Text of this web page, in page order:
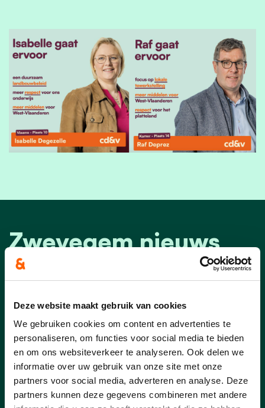
Deze website maakt gebruik van cookies
We gebruiken cookies om content en advertenties te
personaliseren, om functies voor social media te bieden
en om ons websiteverkeer te analyseren. Ook delen we
informatie over uw gebruik van onze site met onze
partners voor social media, adverteren en analyse. Deze
partners kunnen deze gegevens combineren met andere
Zwevegem nieuws